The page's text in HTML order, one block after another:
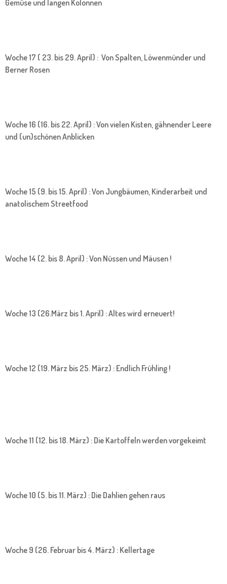
Gemüse und langen Kolonnen
Woche 17 ( 23. bis 29. April) : Von Spalten, Löwenmünder und
Berner Rosen
Woche 16 (16. bis 22. April) : Von vielen Kisten, gähnender Leere
und (un)schönen Anblicken
Woche 15 (9. bis 15. April) : Von Jungbäumen, Kinderarbeit und
anatolischem Streetfood
Woche 14 (2. bis 8. April) : Von Nüssen und Mäusen !
Woche 13 (26.März bis 1. April) : Altes wird erneuert!
Woche 12 (19. März bis 25. März) : Endlich Frühling !
Woche 11 (12. bis 18. März) : Die Kartoffeln werden vorgekeimt
Woche 10 (5. bis 11. März) : Die Dahlien gehen raus
Woche 9 (26. Februar bis 4. März) : Kellertage